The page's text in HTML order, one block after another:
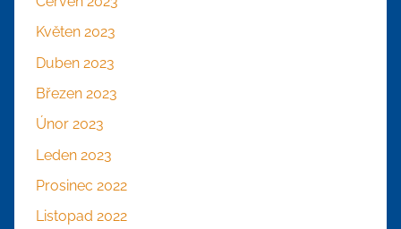
Květen 2023
Duben 2023
Březen 2023
Únor 2023
Leden 2023
Prosinec 2022
Listopad 2022